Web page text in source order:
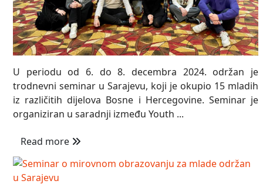
U periodu od 6. do 8. decembra 2024. održan je
trodnevni seminar u Sarajevu, koji je okupio 15 mladih
iz različitih dijelova Bosne i Hercegovine. Seminar je
organiziran u saradnji između Youth ...
Read more